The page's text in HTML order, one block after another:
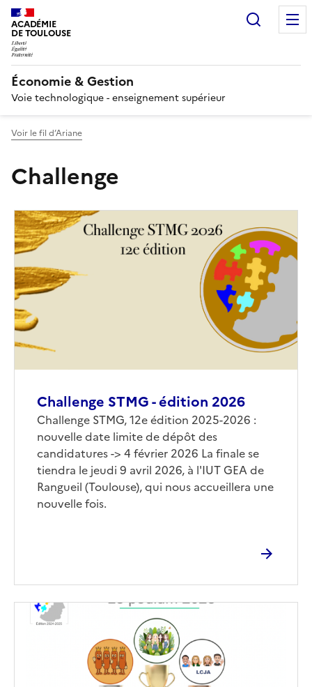
ACADÉMIE
DE TOULOUSE
Économie & Gestion
Voie technologique - enseignement supérieur
Voir le fil d’Ariane
Challenge
Challenge STMG - édition 2026
Corps
Challenge STMG, 12e édition 2025-2026 :
nouvelle date limite de dépôt des
candidatures -> 4 février 2026 La finale se
tiendra le jeudi 9 avril 2026, à l'IUT GEA de
Rangueil (Toulouse), qui nous accueillera une
nouvelle fois.
Image
de
couverture
(conseillée)
Image